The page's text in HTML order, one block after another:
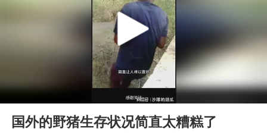
美将每月供乌爱国者拦截导弹
香港刷新1884年以来最高气温纪录
上海全力守护市民“菜篮子”
Play
00:00 00:49
国外的野猪生存状况简直太糟糕了